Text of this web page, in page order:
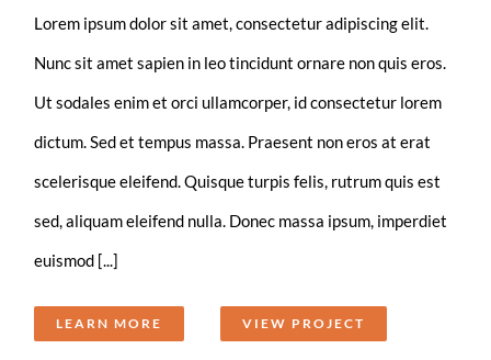
Lorem ipsum dolor sit amet, consectetur adipiscing elit.
Nunc sit amet sapien in leo tincidunt ornare non quis eros.
Ut sodales enim et orci ullamcorper, id consectetur lorem
dictum. Sed et tempus massa. Praesent non eros at erat
scelerisque eleifend. Quisque turpis felis, rutrum quis est
sed, aliquam eleifend nulla. Donec massa ipsum, imperdiet
euismod [...]
LEARN MORE VIEW PROJECT